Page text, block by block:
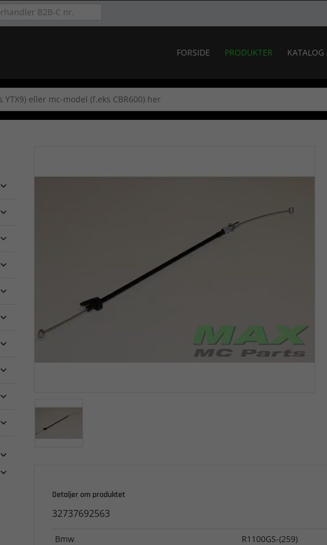
FORSIDE PRODUKTER KATALOG












Detaljer om produktet
32737692563
Bmw R1100GS-(259)